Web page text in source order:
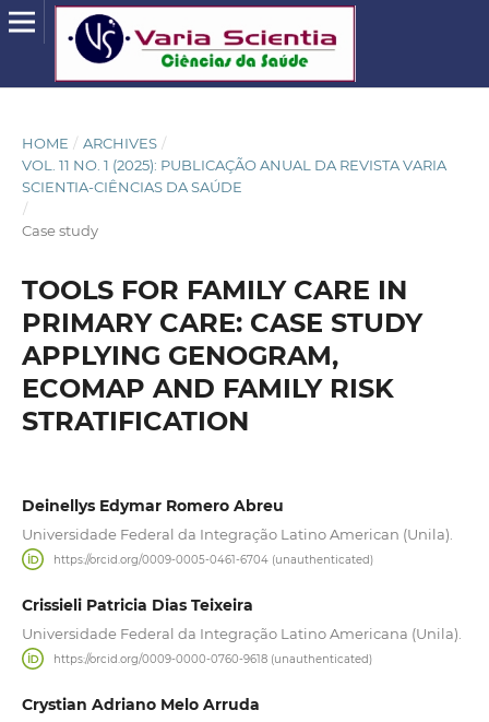
HOME / ARCHIVES /
VOL. 11 NO. 1 (2025): PUBLICAÇÃO ANUAL DA REVISTA VARIA
SCIENTIA-CIÊNCIAS DA SAÚDE
/
Case study
TOOLS FOR FAMILY CARE IN
PRIMARY CARE: CASE STUDY
APPLYING GENOGRAM,
ECOMAP AND FAMILY RISK
STRATIFICATION
Deinellys Edymar Romero Abreu
Universidade Federal da Integração Latino American (Unila).
https://orcid.org/0009-0005-0461-6704 (unauthenticated)
Crissieli Patricia Dias Teixeira
Universidade Federal da Integração Latino Americana (Unila).
https://orcid.org/0009-0000-0760-9618 (unauthenticated)
Crystian Adriano Melo Arruda